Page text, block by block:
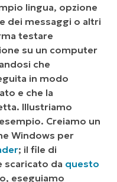
lingua, opzione
dei messaggi o altri
testare
su un computer
che
in modo
e che la
Illustriamo
Creiamo un
Windows per
; il file di
scaricato da questo
eseguiamo